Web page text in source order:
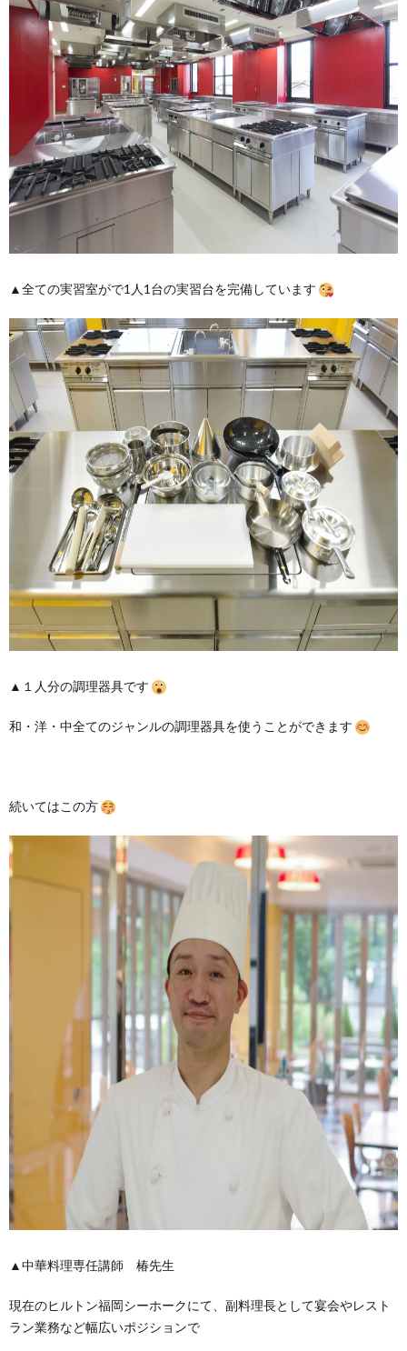
▲全ての実習室がで1人1台の実習台を完備しています
▲１人分の調理器具です
和・洋・中全てのジャンルの調理器具を使うことができます
続いてはこの方
▲中華料理専任講師 椿先生
現在のヒルトン福岡シーホークにて、副料理長として宴会やレスト
ラン業務など幅広いポジションで